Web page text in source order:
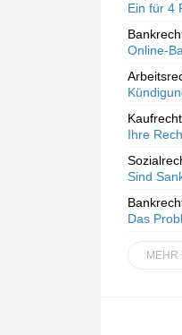
Ein für 4
Online-
Kaufrecht
Ihre
Sind
Das
MEHR